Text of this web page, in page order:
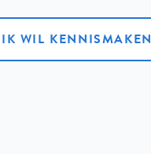
IK WIL KENNISMAKEN